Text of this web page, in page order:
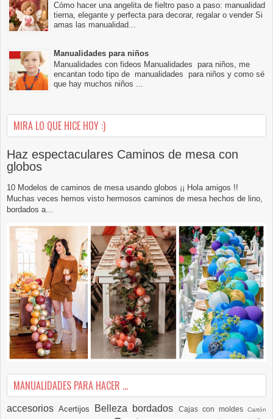
Cómo hacer una angelita de fieltro paso a paso: manualidad
tierna, elegante y perfecta para decorar, regalar o vender Si
amas las manualidad...
Manualidades para niños
Manualidades con fideos Manualidades para niños, me
encantan todo tipo de manualidades para niños y como sé
que hay muchos niños ...
MIRA LO QUE HICE HOY :)
Haz espectaculares Caminos de mesa con
globos
10 Modelos de caminos de mesa usando globos ¡¡ Hola amigos !!
Muchas veces hemos visto hermosos caminos de mesa hechos de lino,
bordados a...
MANUALIDADES PARA HACER ...
accesoriosAcertijos Belleza bordados Cajas con moldesCartón